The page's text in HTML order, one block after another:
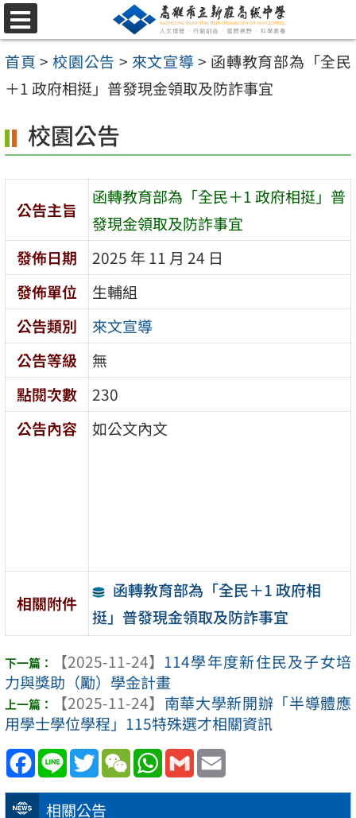
跳
至
主
要
容
區
選
單
首頁 > 校園公告 > 來文宣導 > 函轉教育部為「全民
＋1 政府相挺」普發現金領取及防詐事宜
相關公告
校園公告
公告主旨
函轉教育部為「全民＋1 政府相挺」普
發現金領取及防詐事宜
發佈日期
2025 年 11 月 24 日
發佈單位
生輔組
公告類別
來文宣導
公告等級
無
點閱次數
230
公告內容
如公文內文
相關附件
函轉教育部為「全民＋1 政府相
挺」普發現金領取及防詐事宜
【2025-11-24】 114學年度新住民及子女培
力與獎助（勵）學金計畫
【2025-11-24】 南華大學新開辦「半導體應
用學士學位學程」115特殊選才相關資訊
Facebook
Line TwitterWeChatWhatsApp
Gmail